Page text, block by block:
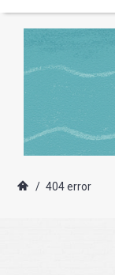
/ 404 error